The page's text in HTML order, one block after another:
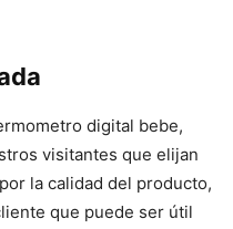
digital bebe,
visitantes que elijan
la calidad del producto,
que puede ser útil